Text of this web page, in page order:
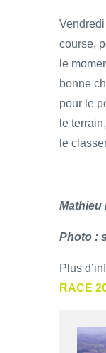
course,
le
bonne
pour le
le
le
Mathieu
Photo :
Plus
RACE